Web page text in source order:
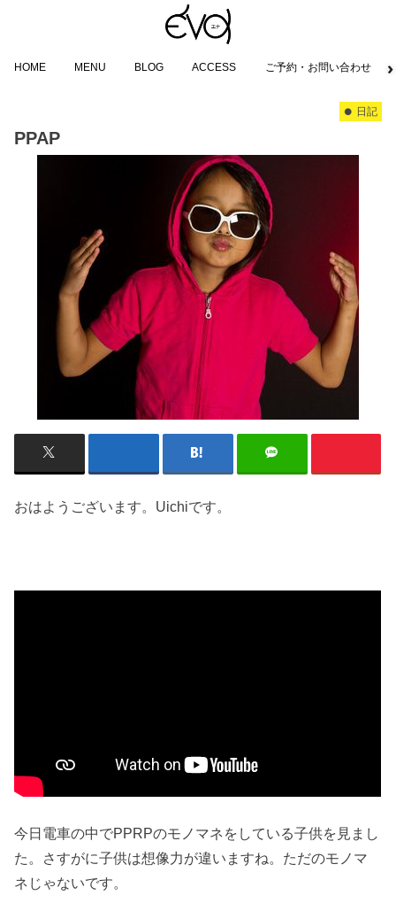
HOME MENU BLOG ACCESS ご予約・お問い合わせ
日記
PPAP
おはようございます。Uichiです。
今日電車の中でPPRPのモノマネをしている子供を見まし
た。さすがに子供は想像力が違いますね。ただのモノマ
ネじゃないです。